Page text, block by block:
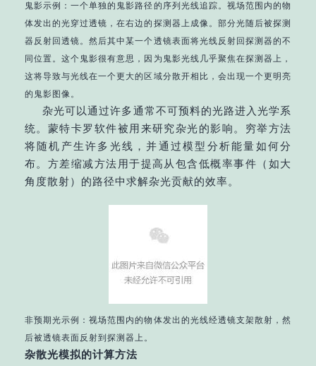
鬼影示例：一个单独的鬼影路径的序列光线追踪。视场范围内的物
体发出的光穿过透镜，在右边的探测器上成像。部分光随后被探测
器反射回透镜。然后其中某一个透镜表面将光线反射回探测器的不
同位置。这个鬼影很有意思，因为鬼影光线几乎聚焦在探测器上，
这将导致与光线在一个更大的区域分散开相比，会出现一个更明亮
的鬼影图像。
杂光可以通过许多通常不可预料的光路进入光学系
统。蒙特卡罗软件被用来研究杂光的影响。穷举方法
将随机产生许多光线，并通过模型分析能量如何分
布。方差缩减方法用于提高从包含低概率事件（如大
角度散射）的路径中求解杂光贡献的效率。
非预期光示例：视场范围内的物体发出的光线经透镜支架散射，然
后被透镜表面反射到探测器上。
杂散光模拟的计算方法